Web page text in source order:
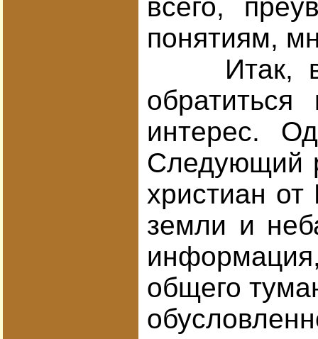
всего,
понятиям,
Итак,
интерес.
Следующий
христиан
земли и
общего